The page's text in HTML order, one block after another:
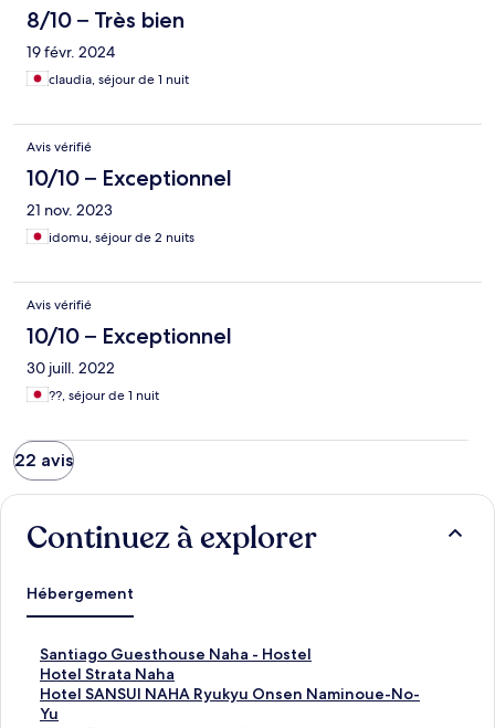
8/10 – Très bien
19 févr. 2024
claudia, séjour de 1 nuit
Avis vérifié
10/10 – Exceptionnel
21 nov. 2023
idomu, séjour de 2 nuits
Avis vérifié
10/10 – Exceptionnel
30 juill. 2022
??, séjour de 1 nuit
22 avis
Continuez à explorer
Hébergement
Santiago Guesthouse Naha - Hostel
S
a
n
t
Hotel Strata Naha
H
o
t
Hotel SANSUI NAHA Ryukyu Onsen Naminoue-No-
Yu
H
o